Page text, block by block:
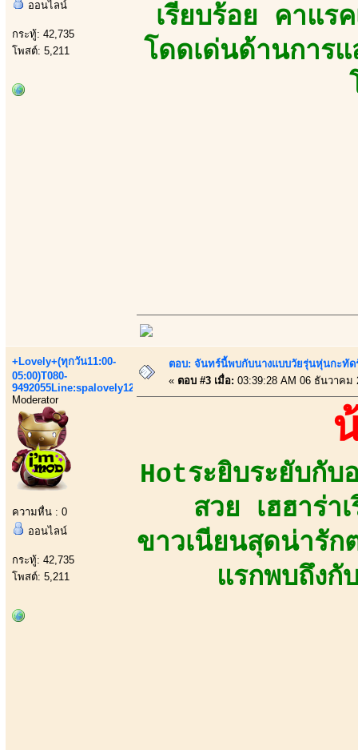
ออนไลน์
กระทู้: 42,735
โพสต์: 5,211
เรียบร้อย คาแร
โดดเด่นด้านการ
+Lovely+(ทุกวัน11:00-
05:00)T080-
9492055Line:spalovely123
Moderator
ความหื่น : 0
ออนไลน์
กระทู้: 42,735
โพสต์: 5,211
ตอบ: จันทร์นี้พบกับนางแบบวัยรุ่นหุ่นกะทั
« ตอบ #3 เมื่อ: 03:39:28 AM 06 ธันวาคม
Hotระยิบระยับกับ
สวย เฮฮาร่า
ขาวเนียนสุดน่ารั
แรกพบถึงกั